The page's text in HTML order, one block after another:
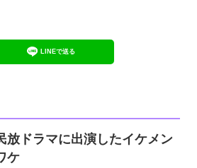
LINEで送る
放ドラマに出演したイケメン
ケ